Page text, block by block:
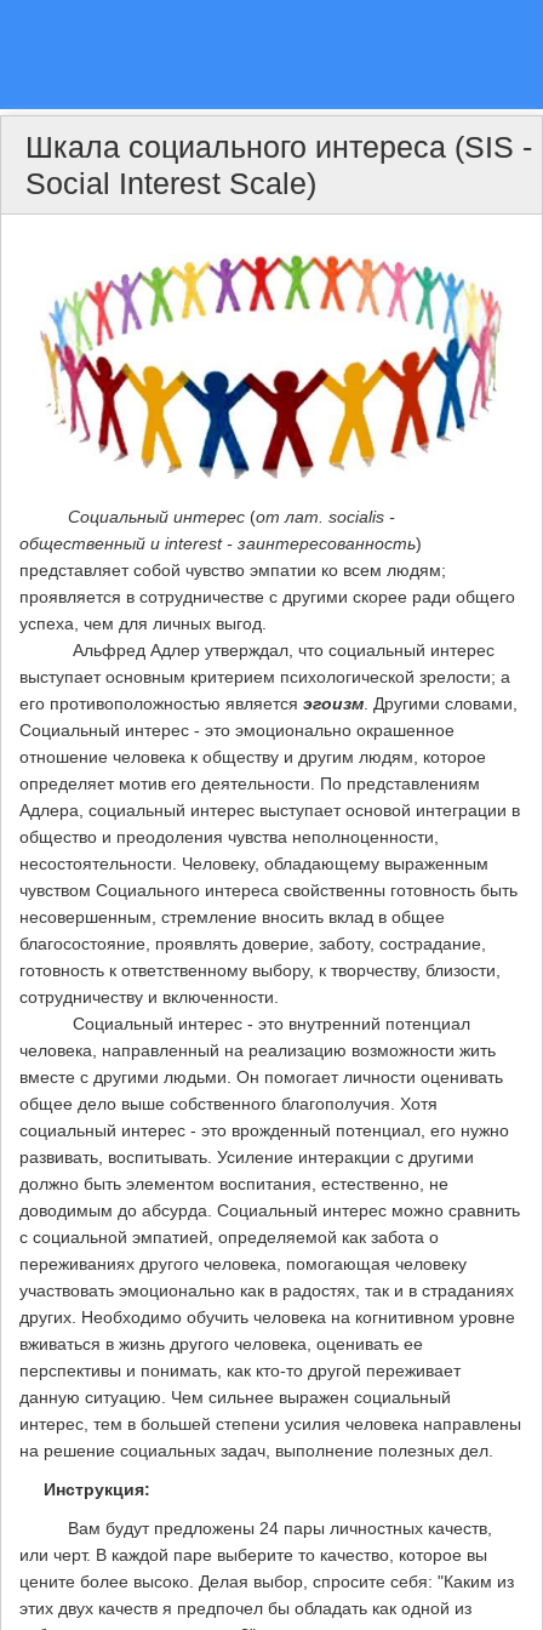
Шкала социального интереса (SIS -
Social Interest Scale)
Социальный интерес (от лат. socialis -
общественный и interest - заинтересованность)
представляет собой чувство эмпатии ко всем людям;
проявляется в сотрудничестве с другими скорее ради общего
успеха, чем для личных выгод.
Альфред Адлер утверждал, что социальный интерес
выступает основным критерием психологической зрелости; а
его противоположностью является эгоизм . Другими словами,
Социальный интерес - это эмоционально окрашенное
отношение человека к обществу и другим людям, которое
определяет мотив его деятельности. По представлениям
Адлера, социальный интерес выступает основой интеграции в
общество и преодоления чувства неполноценности,
несостоятельности. Человеку, обладающему выраженным
чувством Социального интереса свойственны готовность быть
несовершенным, стремление вносить вклад в общее
благосостояние, проявлять доверие, заботу, сострадание,
готовность к ответственному выбору, к творчеству, близости,
сотрудничеству и включенности.
Социальный интерес - это внутренний потенциал
человека, направленный на реализацию возможности жить
вместе с другими людьми. Он помогает личности оценивать
общее дело выше собственного благополучия. Хотя
социальный интерес - это врожденный потенциал, его нужно
развивать, воспитывать. Усиление интеракции с другими
должно быть элементом воспитания, естественно, не
доводимым до абсурда. Социальный интерес можно сравнить
с социальной эмпатией, определяемой как забота о
переживаниях другого человека, помогающая человеку
участвовать эмоционально как в радостях, так и в страданиях
других. Необходимо обучить человека на когнитивном уровне
вживаться в жизнь другого человека, оценивать ее
перспективы и понимать, как кто-то другой переживает
данную ситуацию. Чем сильнее выражен социальный
интерес, тем в большей степени усилия человека направлены
на решение социальных задач, выполнение полезных дел.
Инструкция:
Вам будут предложены 24 пары личностных качеств,
или черт. В каждой паре выберите то качество, которое вы
цените более высоко. Делая выбор, спросите себя: "Каким из
этих двух качеств я предпочел бы обладать как одной из